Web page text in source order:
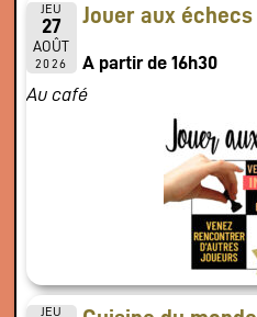
JEU
27
AOÛT
2026
Jouer aux échecs
A partir de 16h30
Au café
JEU